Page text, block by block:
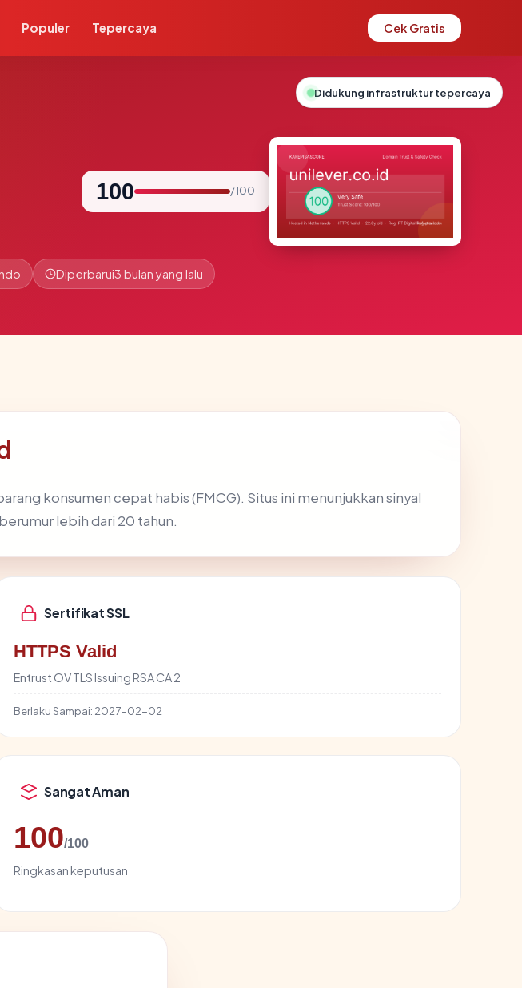
Populer Tepercaya Cek Gratis
100 / 100
Diperbarui3 bulan yang lalu
konsumen cepat habis (FMCG). Situs ini menunjukkan sinyal
lebih dari 20 tahun.
Sertifikat SSL
HTTPS Valid
Entrust OV TLS Issuing RSA CA 2
Berlaku Sampai: 2027-02-02
Sangat Aman
100/100
Ringkasan keputusan
Didukung infrastruktur tepercaya